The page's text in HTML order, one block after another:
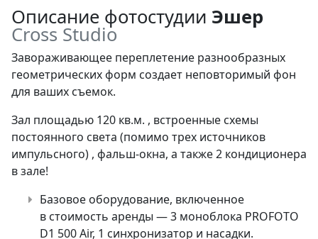
Описание фотостудии Эшер
Cross Studio
Завораживающее переплетение разнообразных
геометрических форм создает неповторимый фон
для ваших съемок.
Зал площадью 120 кв.м. , встроенные схемы
постоянного cвета (помимо трех источников
импульсного) , фальш-окна, а также 2 кондиционера
в зале!
Базовое оборудование, включенное
в стоимость аренды — 3 моноблока PROFOTO
D1 500 Air, 1 синхронизатор и насадки.